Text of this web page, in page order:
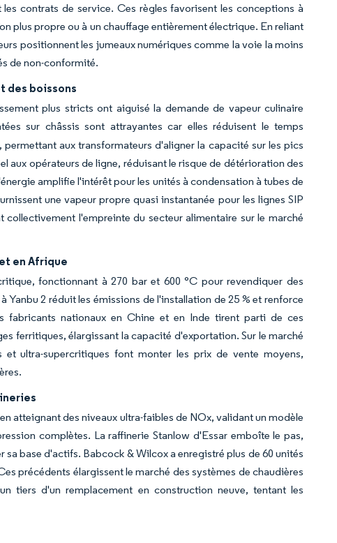
contrats de service. Ces règles favorisent les conceptions à
plus propre ou à un chauffage entièrement électrique. En reliant
positionnent les jumeaux numériques comme la voie la moins
de non-conformité.
des boissons
plus stricts ont aiguisé la demande de vapeur culinaire
sur châssis sont attrayantes car elles réduisent le temps
aux transformateurs d'aligner la capacité sur les pics
aux opérateurs de ligne, réduisant le risque de détérioration des
amplifie l'intérêt pour les unités à condensation à tubes de
une vapeur propre quasi instantanée pour les lignes SIP
l'empreinte du secteur alimentaire sur le marché
en Afrique
fonctionnant à 270 bar et 600 °C pour revendiquer des
Yanbu 2 réduit les émissions de l'installation de 25 % et renforce
fabricants nationaux en Chine et en Inde tirent parti de ces
ferritiques, élargissant la capacité d'exportation. Sur le marché
ultra-supercritiques font monter les prix de vente moyens,
atteignant des niveaux ultra-faibles de NOx, validant un modèle
complètes. La raffinerie Stanlow d'Essar emboîte le pas,
base d'actifs. Babcock & Wilcox a enregistré plus de 60 unités
précédents élargissent le marché des systèmes de chaudières
tiers d'un remplacement en construction neuve, tentant les